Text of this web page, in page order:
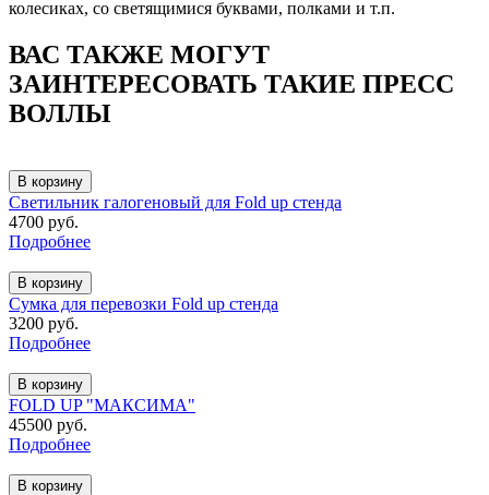
колесиках, со светящимися буквами, полками и т.п.
ВАС ТАКЖЕ МОГУТ
ЗАИНТЕРЕСОВАТЬ ТАКИЕ ПРЕСС
ВОЛЛЫ
В корзину
Светильник галогеновый для Fold up стенда
4700 руб.
Подробнее
В корзину
Сумка для перевозки Fold up стенда
3200 руб.
Подробнее
В корзину
FOLD UP "МАКСИМА"
45500 руб.
Подробнее
В корзину